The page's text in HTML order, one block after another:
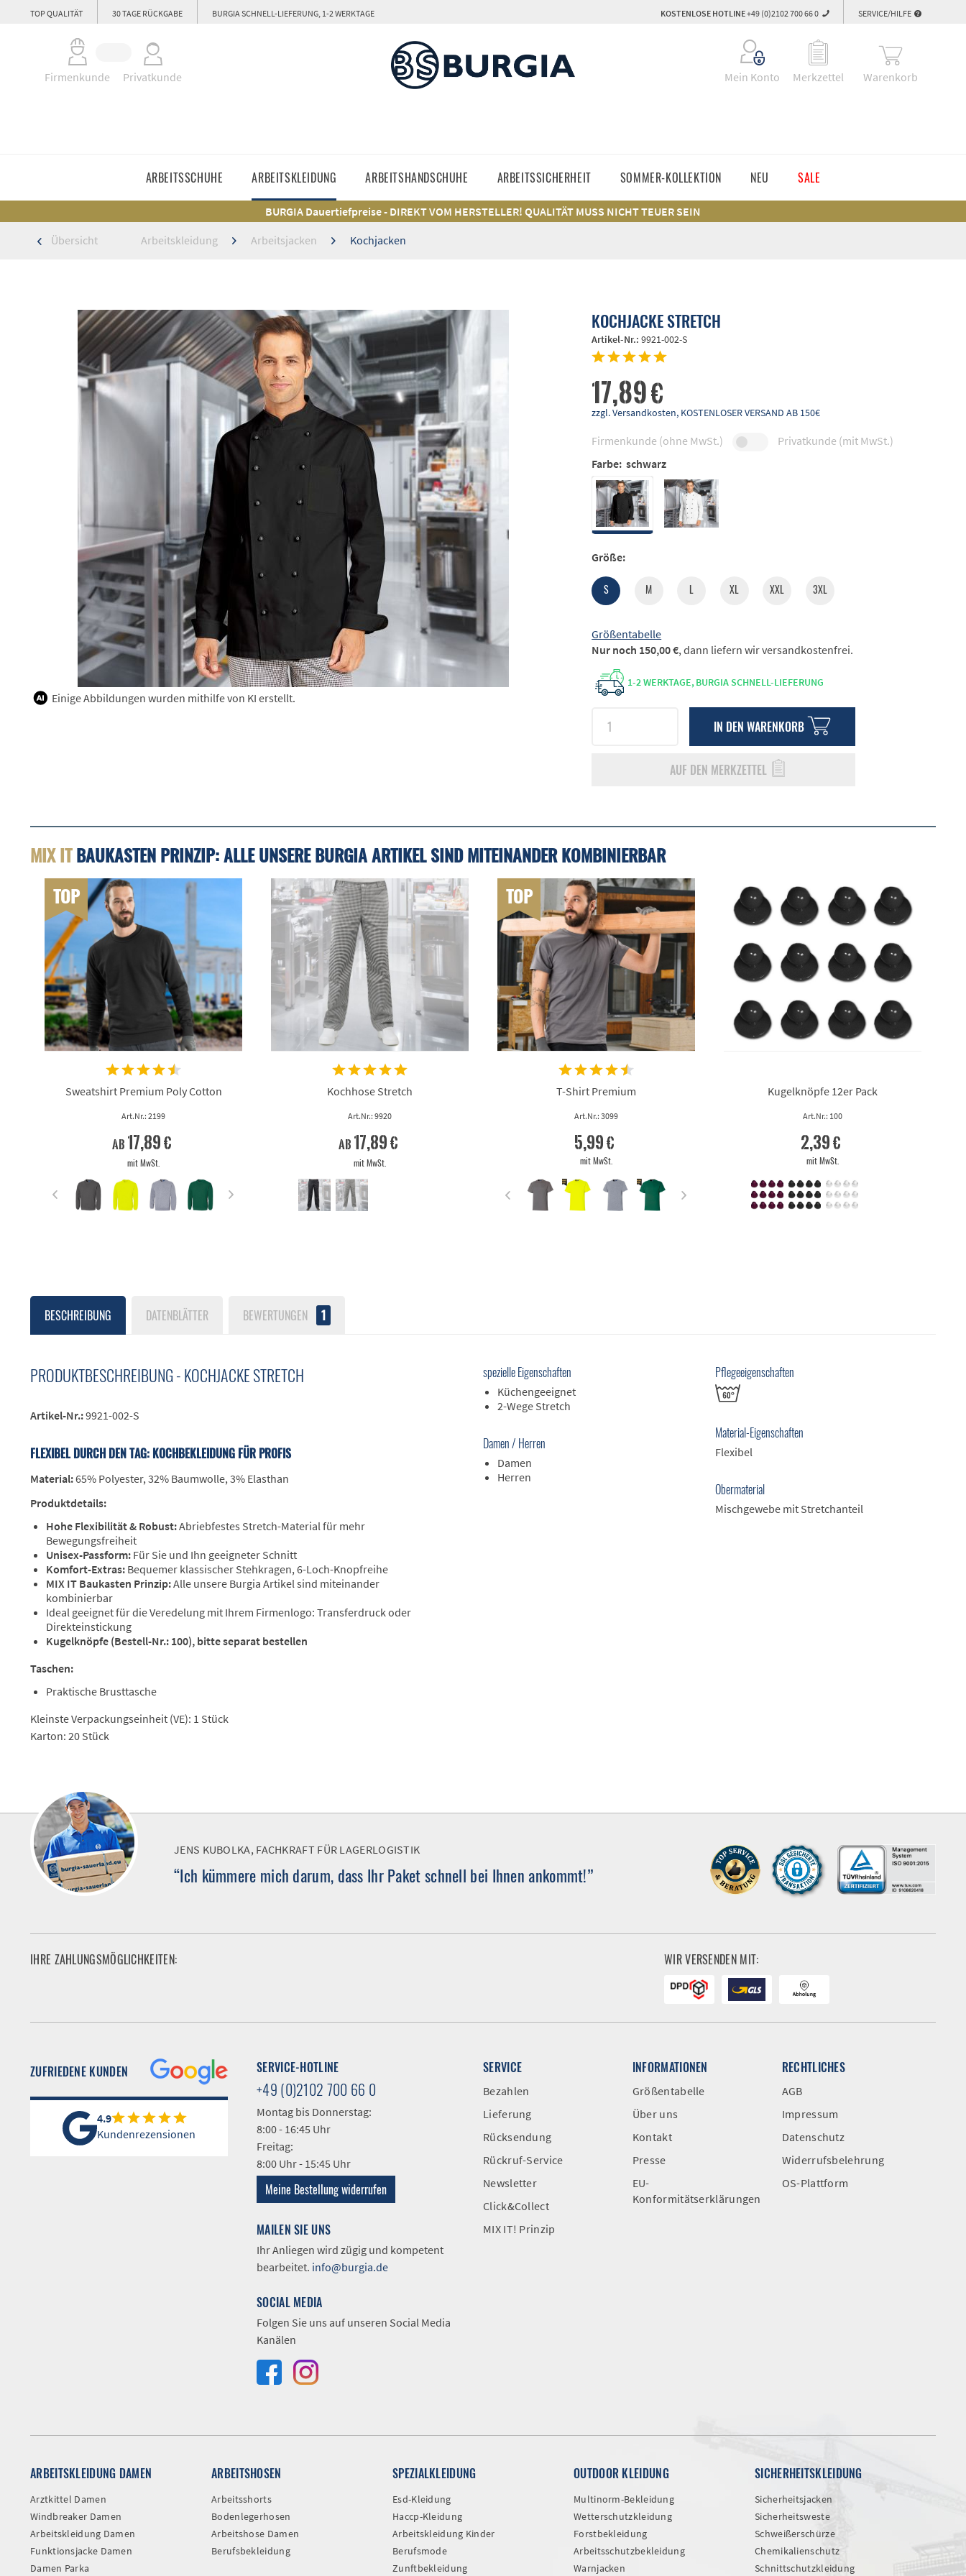
TOP QUALITÄT 30 TAGE RÜCKGABE BURGIA SCHNELL-LIEFERUNG, 1-2 WERKTAGE SERVICE/HILFE
KOSTENLOSE HOTLINE+49 (0)2102 700 66 0
Firmenkunde Privatkunde Mein Konto Merkzettel Warenkorb
ARBEITSSCHUHE ARBEITSKLEIDUNG ARBEITSHANDSCHUHE ARBEITSSICHERHEIT SOMMER-KOLLEKTION NEU SALE
BURGIA Dauertiefpreise - DIREKT VOM HERSTELLER! QUALITÄT MUSS NICHT TEUER SEIN
Übersicht
Arbeitskleidung Arbeitsjacken Kochjacken
Einige Abbildungen wurden mithilfe von KI erstellt.
KOCHJACKE STRETCH
Artikel-Nr.:9921-002-S
17,89 €
zzgl. Versandkosten, KOSTENLOSER VERSAND AB 150€
Firmenkunde (ohne MwSt.)
Privatkunde (mit MwSt.)
Farbe: schwarz
Größe:
S M L XL XXL 3XL
Größentabelle
1-2 WERKTAGE,BURGIA SCHNELL-LIEFERUNG
IN DEN WARENKORB
AUF DEN MERKZETTEL
Nur noch 150,00 €, dann liefern wir versandkostenfrei.
MIX ITBAUKASTEN PRINZIP: ALLE UNSERE BURGIA ARTIKEL SIND MITEINANDER KOMBINIERBAR
TOP
Sweatshirt Premium Poly Cotton
Art.Nr.: 2199
ab 17,89 €
mit MwSt.
Kochhose Stretch
Art.Nr.: 9920
ab 17,89 €
mit MwSt.
TOP
T-Shirt Premium
Art.Nr.: 3099
5,99 €
mit MwSt.
Kugelknöpfe 12er Pack
Art.Nr.: 100
2,39 €
mit MwSt.
BESCHREIBUNG DATENBLÄTTER BEWERTUNGEN 1
PRODUKTBESCHREIBUNG - KOCHJACKE STRETCH
Artikel-Nr.:9921-002-S
FLEXIBEL DURCH DEN TAG: KOCHBEKLEIDUNG FÜR PROFIS
Material:65% Polyester, 32% Baumwolle, 3% Elasthan
Produktdetails:
Hohe Flexibilität & Robust:Abriebfestes Stretch-Material für mehr
Bewegungsfreiheit
Unisex-Passform: Für Sie und Ihn geeigneter Schnitt
Komfort-Extras: Bequemer klassischer Stehkragen, 6-Loch-Knopfreihe
MIX IT Baukasten Prinzip:Alle unsere Burgia Artikel sind miteinander
kombinierbar
Ideal geeignet für die Veredelung mit Ihrem Firmenlogo: Transferdruck oder
Direkteinstickung
Kugelknöpfe (Bestell-Nr.: 100), bitte separat bestellen
Taschen:
Praktische Brusttasche
Kleinste Verpackungseinheit (VE): 1 Stück
Karton: 20 Stück
spezielle Eigenschaften
Küchengeeignet
2-Wege Stretch
Damen / Herren
Damen
Herren
Pflegeeigenschaften
Material-Eigenschaften
Flexibel
Obermaterial
Mischgewebe mit Stretchanteil
JENS KUBOLKA, FACHKRAFT FÜR LAGERLOGISTIK
“Ich kümmere mich darum, dass Ihr Paket schnell bei Ihnen ankommt!”
IHRE ZAHLUNGSMÖGLICHKEITEN: WIR VERSENDEN MIT:
ZUFRIEDENE KUNDEN
4.9
Kundenrezensionen
SERVICE-HOTLINE
+49 (0)2102 700 66 0
Montag bis Donnerstag:
8:00 - 16:45 Uhr
Freitag:
8:00 Uhr - 15:45 Uhr
Meine Bestellung widerrufen
MAILEN SIE UNS
Ihr Anliegen wird zügig und kompetent
bearbeitet. info@burgia.de
SOCIAL MEDIA
Folgen Sie uns auf unseren Social Media
Kanälen
SERVICE
Bezahlen
Lieferung
Rücksendung
Rückruf-Service
Newsletter
Click&Collect
MIX IT! Prinzip
INFORMATIONEN
Größentabelle
Über uns
Kontakt
Presse
EU-
Konformitätserklärungen
RECHTLICHES
AGB
Impressum
Datenschutz
Widerrufsbelehrung
OS-Plattform
ARBEITSKLEIDUNG DAMEN
Arztkittel Damen
Windbreaker Damen
Arbeitskleidung Damen
Funktionsjacke Damen
Damen Parka
ARBEITSHOSEN
Arbeitsshorts
Bodenlegerhosen
Arbeitshose Damen
Berufsbekleidung
SPEZIALKLEIDUNG
Esd-Kleidung
Haccp-Kleidung
Arbeitskleidung Kinder
Berufsmode
Zunftbekleidung
OUTDOOR KLEIDUNG
Multinorm-Bekleidung
Wetterschutzkleidung
Forstbekleidung
Arbeitsschutzbekleidung
Warnjacken
SICHERHEITSKLEIDUNG
Sicherheitsjacken
Sicherheitsweste
Schweißerschürze
Chemikalienschutz
Schnittschutzkleidung